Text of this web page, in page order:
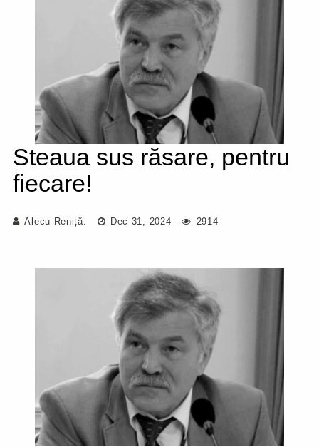
Steaua sus răsare, pentru
fiecare!
Alecu Reniță. Dec 31, 2024 2914